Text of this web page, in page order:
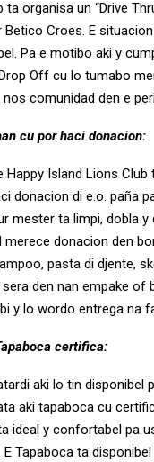
ta organisa un “Drive
Betico Croes. E
Pa e motibo aki y
Off cu lo tumabo
nos comunidad den e
cu por haci donacion:
Happy Island Lions
donacion di e.o. paña
mester ta limpi, dobla
merece donacion den
pasta di djente,
den nan empake of
y lo wordo entrega na
certifica:
aki lo tin disponibel
aki tapaboca cu
ideal y confortabel pa
Tapaboca ta